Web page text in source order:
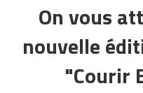
On vous
nouvelle
"Courir